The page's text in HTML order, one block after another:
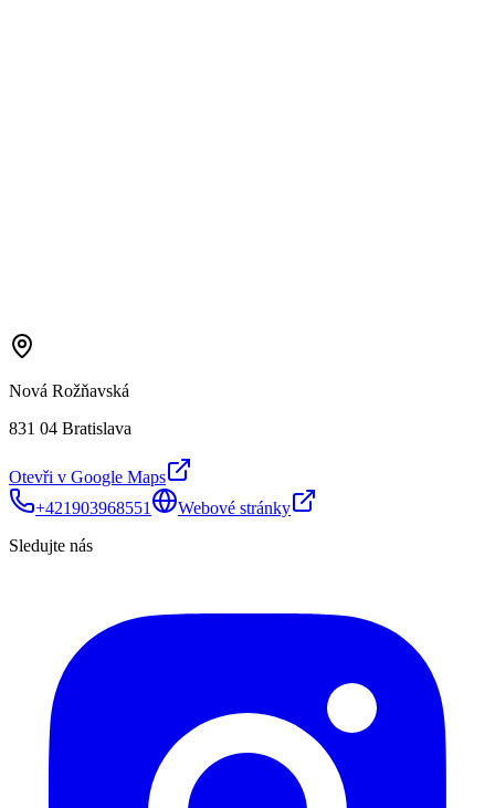
Nová Rožňavská
831 04 Bratislava
Otevři v Google Maps
+421903968551
Webové stránky
Sledujte nás